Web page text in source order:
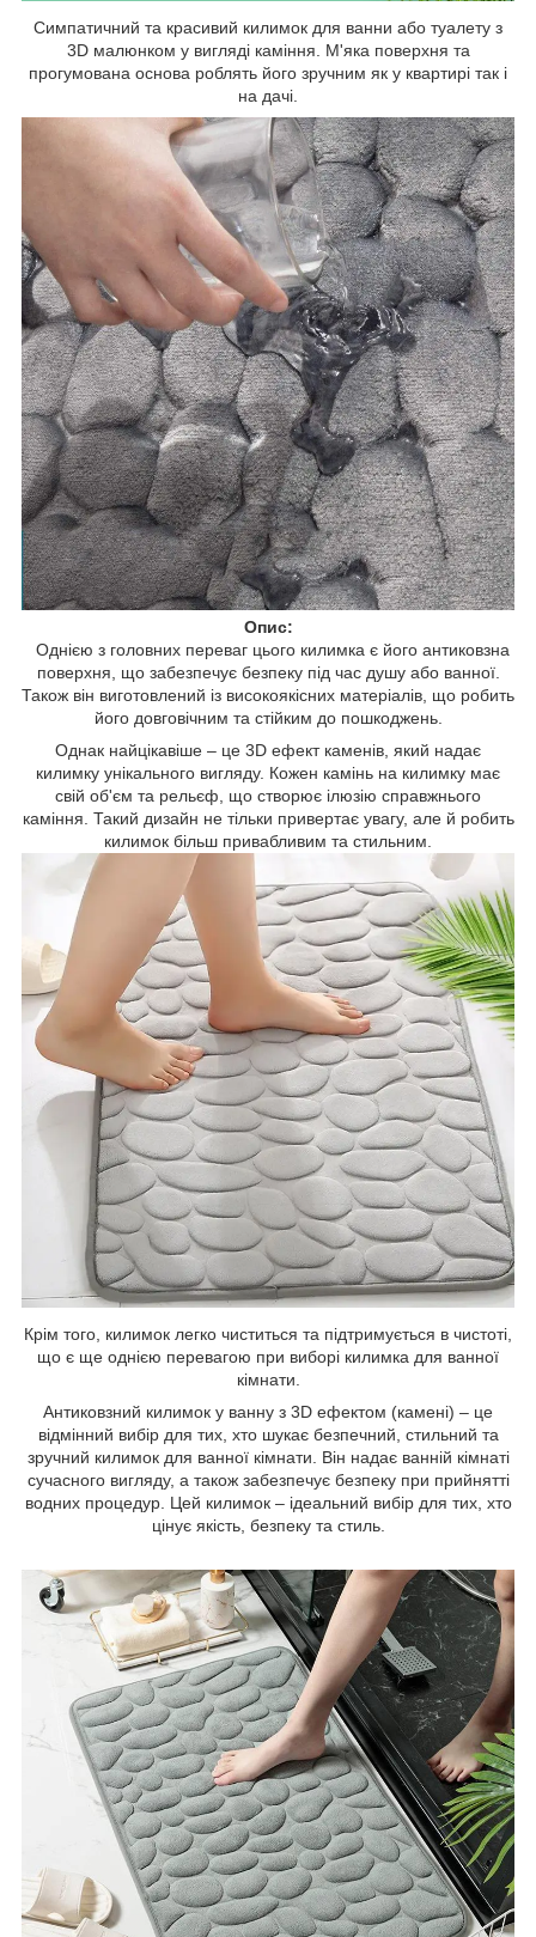
Симпатичний та красивий килимок для ванни або туалету з
3D малюнком у вигляді каміння. М'яка поверхня та
прогумована основа роблять його зручним як у квартирі так і
на дачі.
Опис:
Однією з головних переваг цього килимка є його антиковзна
поверхня, що забезпечує безпеку під час душу або ванної.
Також він виготовлений із високоякісних матеріалів, що робить
його довговічним та стійким до пошкоджень.
Однак найцікавіше – це 3D ефект каменів, який надає
килимку унікального вигляду. Кожен камінь на килимку має
свій об'єм та рельєф, що створює ілюзію справжнього
каміння. Такий дизайн не тільки привертає увагу, але й робить
килимок більш привабливим та стильним.
Крім того, килимок легко чиститься та підтримується в чистоті,
що є ще однією перевагою при виборі килимка для ванної
кімнати.
Антиковзний килимок у ванну з 3D ефектом (камені) – це
відмінний вибір для тих, хто шукає безпечний, стильний та
зручний килимок для ванної кімнати. Він надає ванній кімнаті
сучасного вигляду, а також забезпечує безпеку при прийнятті
водних процедур. Цей килимок – ідеальний вибір для тих, хто
цінує якість, безпеку та стиль.